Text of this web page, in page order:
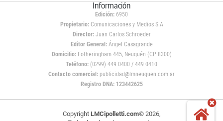
Información
Edición: 6950
Propietario:Comunicaciones y Medios S.A
Director: Juan Carlos Schroeder
Editor General:Ángel Casagrande
Domicilio:Fotheringham 445, Neuquén (CP 8300)
Teléfono: (0299) 449 0400 / 449 0410
Contacto comercial: publicidad@lmneuquen.com.ar
Registro DNA: 123442625
Copyright LMCipolletti.com© 2026,